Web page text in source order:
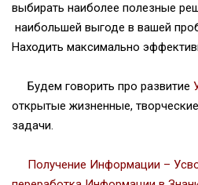
выбирать наиболее полезные
наибольшей выгоде в вашей
Находить максимально
Будем говорить про развитие
открытые жизненные,
задачи.
Получение Информации –